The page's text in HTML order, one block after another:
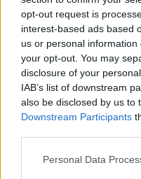
opt-out request is
interest-based ads based
us or personal
your opt-out. You may
disclosure of your
IAB’s list of downstream
also be disclosed by us to
Downstream Participants
Personal Data
baconbe
tepsibe
A tepsit
sütőbe toljuk
Ezután a hőt
leszedjük a
Amikor kész,